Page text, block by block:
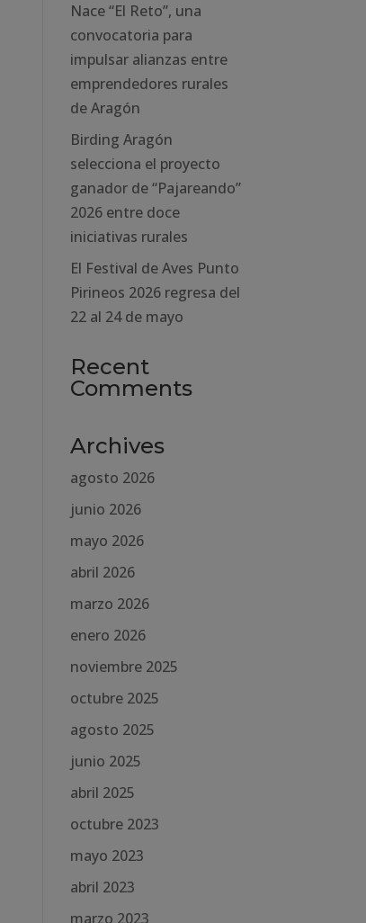
Nace “El Reto”, una
convocatoria para
impulsar alianzas entre
emprendedores rurales
de Aragón
Birding Aragón
selecciona el proyecto
ganador de “Pajareando”
2026 entre doce
iniciativas rurales
El Festival de Aves Punto
Pirineos 2026 regresa del
22 al 24 de mayo
Recent
Comments
Archives
agosto 2026
junio 2026
mayo 2026
abril 2026
marzo 2026
enero 2026
noviembre 2025
octubre 2025
agosto 2025
junio 2025
abril 2025
octubre 2023
mayo 2023
abril 2023
marzo 2023